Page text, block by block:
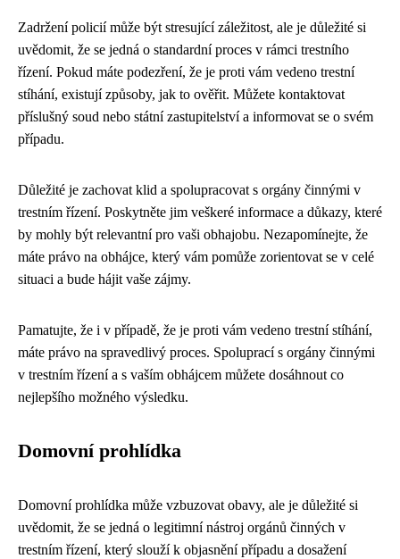
Zadržení policií může být stresující záležitost, ale je důležité si
uvědomit, že se jedná o standardní proces v rámci trestního
řízení. Pokud máte podezření, že je proti vám vedeno trestní
stíhání, existují způsoby, jak to ověřit. Můžete kontaktovat
příslušný soud nebo státní zastupitelství a informovat se o svém
případu.
Důležité je zachovat klid a spolupracovat s orgány činnými v
trestním řízení. Poskytněte jim veškeré informace a důkazy, které
by mohly být relevantní pro vaši obhajobu. Nezapomínejte, že
máte právo na obhájce, který vám pomůže zorientovat se v celé
situaci a bude hájit vaše zájmy.
Pamatujte, že i v případě, že je proti vám vedeno trestní stíhání,
máte právo na spravedlivý proces. Spoluprací s orgány činnými
v trestním řízení a s vaším obhájcem můžete dosáhnout co
nejlepšího možného výsledku.
Domovní prohlídka
Domovní prohlídka může vzbuzovat obavy, ale je důležité si
uvědomit, že se jedná o legitimní nástroj orgánů činných v
trestním řízení, který slouží k objasnění případu a dosažení